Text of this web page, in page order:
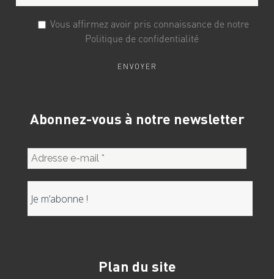
Vous affirmez avoir pris connaissance de notre
Politique de confidentialité
Abonnez-vous à notre newsletter
Plan du site